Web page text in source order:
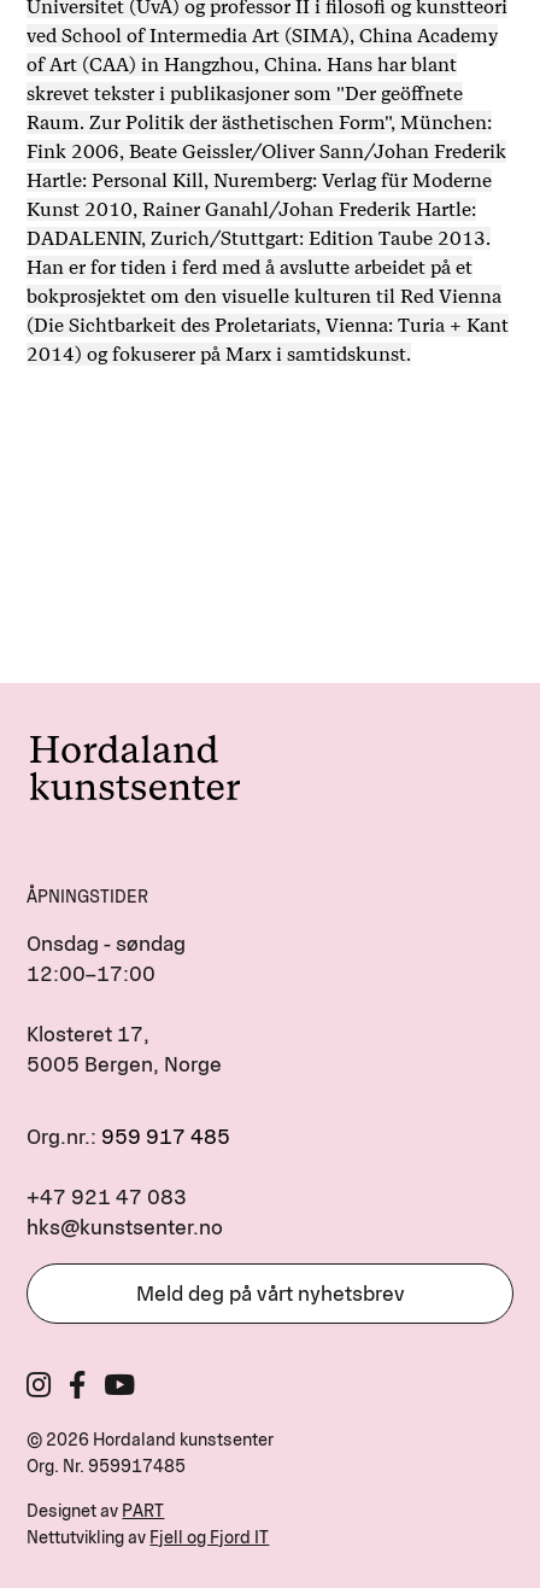
Universitet (UvA) og professor II i filosofi og kunstteori
ved School of Intermedia Art (SIMA), China Academy
of Art (CAA) in Hangzhou, China. Hans har blant
skrevet tekster i publikasjoner som "Der geöffnete
Raum. Zur Politik der ästhetischen Form", München:
Fink 2006, Beate Geissler/Oliver Sann/Johan Frederik
Hartle: Personal Kill, Nuremberg: Verlag für Moderne
Kunst 2010, Rainer Ganahl/Johan Frederik Hartle:
DADALENIN, Zurich/Stuttgart: Edition Taube 2013.
Han er for tiden i ferd med å avslutte arbeidet på et
bokprosjektet om den visuelle kulturen til Red Vienna
(Die Sichtbarkeit des Proletariats, Vienna: Turia + Kant
2014) og fokuserer på Marx i samtidskunst.
ÅPNINGSTIDER
Onsdag - søndag
12:00–17:00
Klosteret 17,
5005 Bergen, Norge
Org.nr.: 959 917 485
+47 921 47 083
hks@kunstsenter.no
Meld deg på vårt nyhetsbrev
© 2026 Hordaland kunstsenter
Org. Nr. 959917485
Designet av PART
Nettutvikling av Fjell og Fjord IT